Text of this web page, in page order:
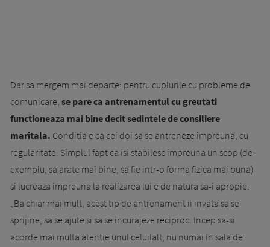
Dar sa mergem mai departe: pentru cuplurile cu probleme de
comunicare, se pare ca antrenamentul cu greutati
functioneaza mai bine decit sedintele de consiliere
maritala. Conditia e ca cei doi sa se antreneze impreuna, cu
regularitate. Simplul fapt ca isi stabilesc impreuna un scop (de
exemplu, sa arate mai bine, sa fie intr-o forma fizica mai buna)
si lucreaza impreuna la realizarea lui e de natura sa-i apropie.
„Ba chiar mai mult, acest tip de antrenament ii invata sa se
sprijine, sa se ajute si sa se incurajeze reciproc. Incep sa-si
acorde mai multa atentie unul celuilalt, nu numai in sala de